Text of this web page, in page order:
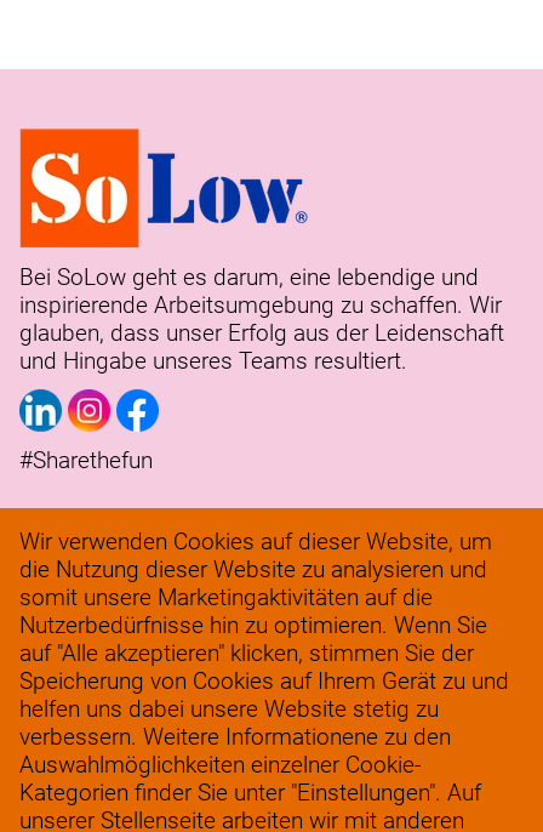
Bei SoLow geht es darum, eine lebendige und
inspirierende Arbeitsumgebung zu schaffen. Wir
glauben, dass unser Erfolg aus der Leidenschaft
und Hingabe unseres Teams resultiert.
#Sharethefun
Geschäfte
Logistik
Servicebüro
Verantwortungsvolles Unternehmertum
FAQ
werkenbij@solow.nl
+ 31 345 62 14 32
Wir verwenden Cookies auf dieser Website, um
die Nutzung dieser Website zu analysieren und
somit unsere Marketingaktivitäten auf die
Nutzerbedürfnisse hin zu optimieren. Wenn Sie
auf "Alle akzeptieren" klicken, stimmen Sie der
Speicherung von Cookies auf Ihrem Gerät zu und
helfen uns dabei unsere Website stetig zu
verbessern. Weitere Informationene zu den
Auswahlmöglichkeiten einzelner Cookie-
Kategorien finder Sie unter "Einstellungen". Auf
unserer Stellenseite arbeiten wir mit anderen